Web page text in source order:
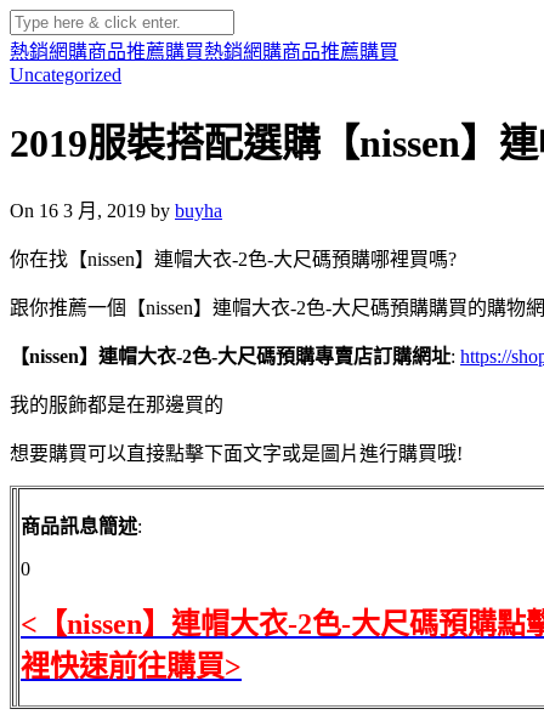
熱銷網購商品推薦購買熱銷網購商品推薦購買
Uncategorized
2019服裝搭配選購【nissen】
On 16 3 月, 2019 by buyha
你在找【nissen】連帽大衣-2色-大尺碼預購哪裡買嗎?
跟你推薦一個【nissen】連帽大衣-2色-大尺碼預購購買的購物
【nissen】連帽大衣-2色-大尺碼預購專賣店訂購網址: https://
我的服飾都是在那邊買的
想要購買可以直接點擊下面文字或是圖片進行購買哦!
商品訊息簡述:
0
<【nissen】連帽大衣-2色-大尺碼預購點
裡快速前往購買>